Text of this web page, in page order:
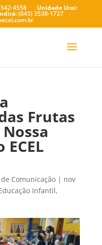
4558 Unidade Uraí:
(043) 3538-1727
Frutas
Comunicação| nov
Infantil,